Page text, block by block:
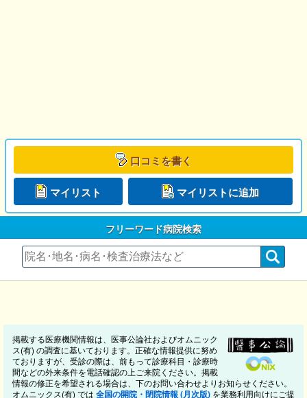
口コミを書く
マイリスト マイリストに追加
フリーワード病院検索
掲載する医療機関情報は、医事公論社およびオムニック
ス(有) の調査に基いております。正確な情報提供に努め
ておりますが、受診の際は、前もって診療科目・診療時
間などの外来条件を電話確認の上ご来院ください。掲載
情報の修正を希望される場合は、下のお問い合わせよりお知らせください。
オムニックス(有) では 全国の開院・閉院情報 (月次版) を業務利用向けにご提